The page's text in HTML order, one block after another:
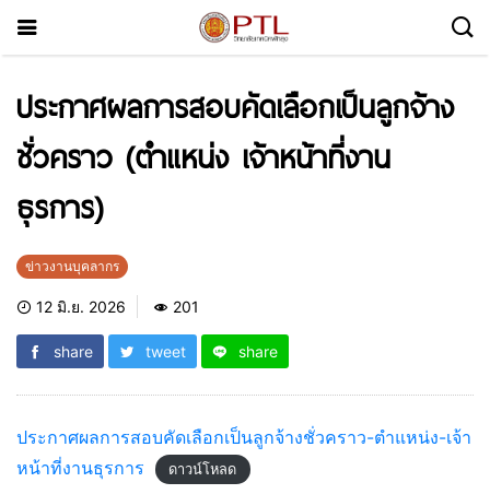
ประกาศผลการสอบคัดเลือกเป็นลูกจ้าง
ชั่วคราว (ตำแหน่ง เจ้าหน้าที่งาน
ธุรการ)
ข่าวงานบุคลากร
12 มิ.ย. 2026 201
share tweet share
ประกาศผลการสอบคัดเลือกเป็นลูกจ้างชั่วคราว-ตำแหน่ง-เจ้า
หน้าที่งานธุรการ
ดาวน์โหลด